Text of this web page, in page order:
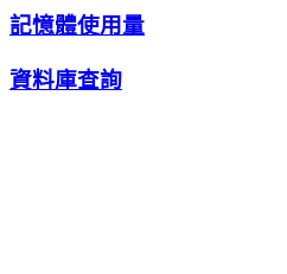
記憶體使用量
資料庫查詢